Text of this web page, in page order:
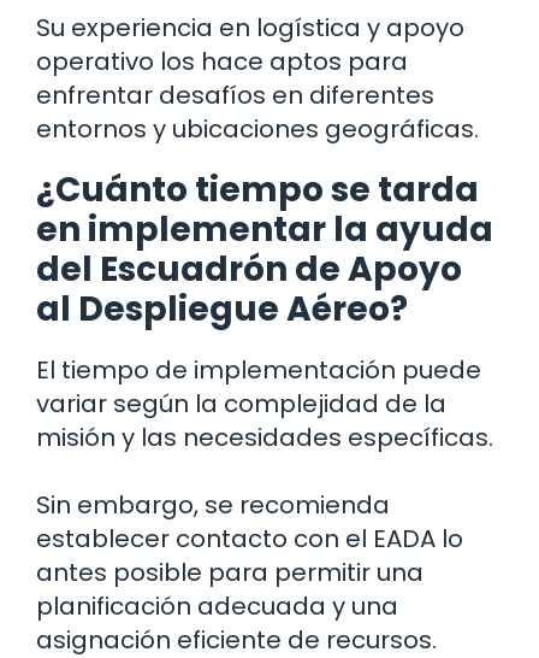
Su experiencia en logística y apoyo
operativo los hace aptos para
enfrentar desafíos en diferentes
entornos y ubicaciones geográficas.
¿Cuánto tiempo se tarda
en implementar la ayuda
del Escuadrón de Apoyo
al Despliegue Aéreo?
El tiempo de implementación puede
variar según la complejidad de la
misión y las necesidades específicas.
Sin embargo, se recomienda
establecer contacto con el EADA lo
antes posible para permitir una
planificación adecuada y una
asignación eficiente de recursos.